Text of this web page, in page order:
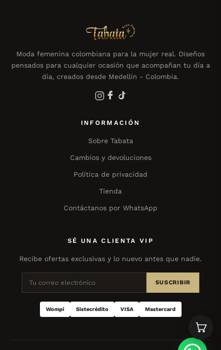
Moda femenina colombiana para la mujer real. Diseños
pensados para cualquier ocasión que acompañan tu día a
día, creados desde Medellín - Colombia.
INFORMACIÓN
Sobre Tabata
Cambios y devoluciones
Política de privacidad
Tienda
Contáctanos por WhatsApp
SÉ UNA CLIENTA VIP
Recibe ofertas exclusivas y lo nuevo antes que nadie.
SUSCRIBIR
Wompi Sistecrédito VISA Mastercard